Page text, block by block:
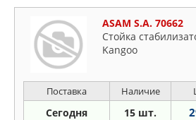
ASAM S.A. 70662
Стойка
Kangoo
Поставка Наличие
Сегодня 15 шт.